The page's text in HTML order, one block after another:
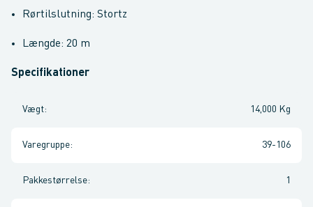
Rørtilslutning: Stortz
Længde: 20 m
Specifikationer
Vægt: 14,000 Kg
Varegruppe: 39-106
Pakkestørrelse: 1